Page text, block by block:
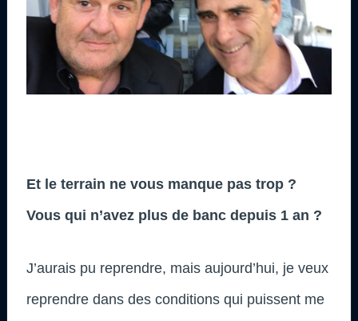
Et le terrain ne vous manque pas trop ?
Vous qui n’avez plus de banc depuis 1 an ?
J’aurais pu reprendre, mais aujourd’hui, je veux
reprendre dans des conditions qui puissent me